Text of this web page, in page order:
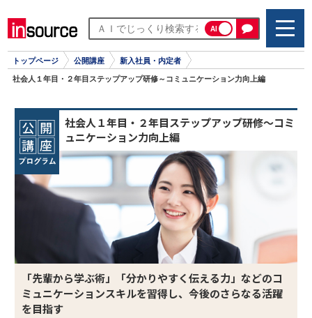
AI
トップページ 公開講座 新入社員・内定者
社会人１年目・２年目ステップアップ研修～コミュニケーション力向上編
社会人１年目・２年目ステップアップ研修～コミ
ュニケーション力向上編
「先輩から学ぶ術」「分かりやすく伝える力」などのコ
ミュニケーションスキルを習得し、今後のさらなる活躍
を目指す